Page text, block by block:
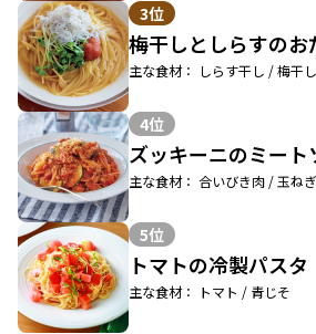
3位
梅干しとしらすのお
主な食材： しらす干し / 梅干し
4位
ズッキーニのミート
主な食材： 合いびき肉 / 玉ねぎ
5位
トマトの冷製パスタ
主な食材： トマト / 青じそ